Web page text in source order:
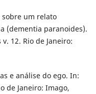
sobre um relato
(dementia paranoides).
12. Rio de Janeiro:
e análise do ego. In:
de Janeiro: Imago,